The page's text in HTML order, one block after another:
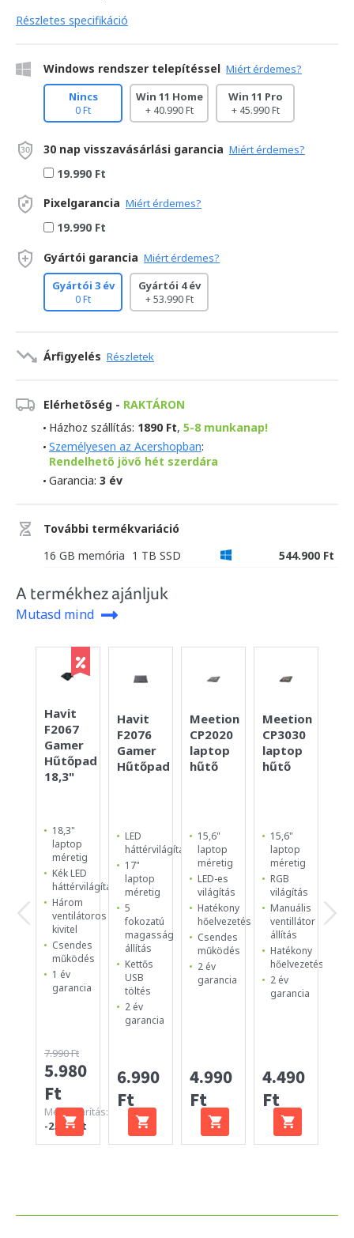
Részletes specifikáció
Windows rendszer telepítéssel Miért érdemes?
Nincs
0 Ft
Win 11 Home
+ 40.990 Ft
Win 11 Pro
+ 45.990 Ft
30 nap visszavásárlási garancia Miért érdemes?
19.990 Ft
Pixelgarancia Miért érdemes?
19.990 Ft
Gyártói garancia Miért érdemes?
Gyártói 3 év
0 Ft
Gyártói 4 év
+ 53.990 Ft
Árfigyelés Részletek
Elérhetőség - RAKTÁRON
Házhoz szállítás: 1890 Ft, 5-8 munkanap!
Személyesen az Acershopban:
Rendelhető jövő hét szerdára
Garancia: 3 év
További termékvariáció
16 GB memória 1 TB SSD 544.900 Ft
A termékhez ajánljuk
Mutasd mind
Havit
F2067
Gamer
Hűtőpad
18,3"
18,3"
laptop
méretig
Kék LED
háttérvilágítás
Három
ventilátoros
kivitel
Csendes
működés
1 év
garancia
7.990 Ft
5.980
Ft
Megtakarítás:
-2.010 Ft
Havit
F2076
Gamer
Hűtőpad
LED
háttérvilágítás
17"
laptop
méretig
5
fokozatú
magasság
állítás
Kettős
USB
töltés
2 év
garancia
6.990
Ft
Meetion
CP2020
laptop
hűtő
15,6"
laptop
méretig
LED-es
világítás
Hatékony
hőelvezetés
Csendes
működés
2 év
garancia
4.990
Ft
Meetion
CP3030
laptop
hűtő
15,6"
laptop
méretig
RGB
világítás
Manuális
ventillátor
állítás
Hatékony
hőelvezetés
2 év
garancia
4.490
Ft